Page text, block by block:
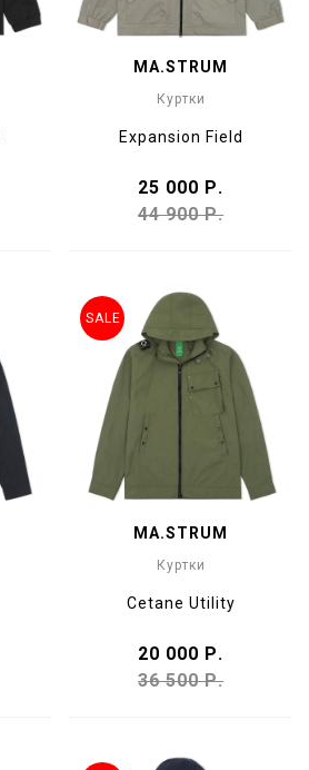
MA.STRUM
Куртки
Expansion Field
25 000 Р.
44 900 Р.
MA.STRUM
Куртки
Cetane Utility
20 000 Р.
36 500 Р.
SALE